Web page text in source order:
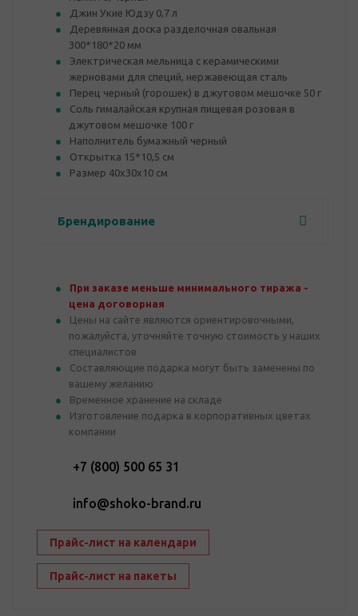
Джин Укие Юдзу 0,7 л
Деревянная доска разделочная овальная
300*180*20 мм
Электрическая мельница с керамическими
жерновами для специй, нержавеющая сталь
Перец черный (горошек) в джутовом мешочке 50 г
Соль гималайская крупная пищевая розовая в
джутовом мешочке 100 г
Наполнитель бумажный черный
Открытка 15*10,5 см
Размер 40х30х10 см
Брендирование
При заказе меньше минимального тиража -
цена договорная
Цены на сайте являются ориентировочными,
пожалуйста, уточняйте точную стоимость у наших
специалистов
Составляющие подарка могут быть заменены по
вашему желанию
Временное хранение на складе
Изготовление подарка в корпоративных цветах
компании
+7 (800) 500 65 31
info@shoko-brand.ru
Прайс-лист на календари
Прайс-лист на пакеты